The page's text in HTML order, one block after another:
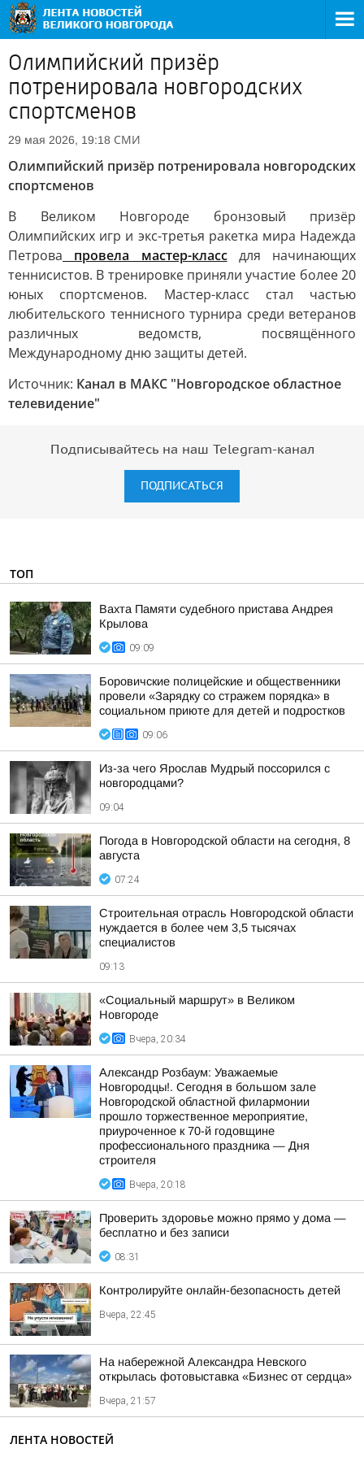
Олимпийский призёр
потренировала новгородских
спортсменов
29 мая 2026, 19:18 СМИ
Олимпийский призёр потренировала новгородских
спортсменов
В Великом Новгороде бронзовый призёр
Олимпийских игр и экс-третья ракетка мира Надежда
Петрова провела мастер-классдля начинающих
теннисистов. В тренировке приняли участие более 20
юных спортсменов. Мастер-класс стал частью
любительского теннисного турнира среди ветеранов
различных ведомств, посвящённого
Международному дню защиты детей.
Источник: Канал в МАКС "Новгородское областное
телевидение"
Подписывайтесь на наш Telegram-канал
ПОДПИСАТЬСЯ
ТОП
Вахта Памяти судебного пристава Андрея
Крылова
09:09
Боровичские полицейские и общественники
провели «Зарядку со стражем порядка» в
социальном приюте для детей и подростков
09:06
Из-за чего Ярослав Мудрый поссорился с
новгородцами?
09:04
Погода в Новгородской области на сегодня, 8
августа
07:24
Строительная отрасль Новгородской области
нуждается в более чем 3,5 тысячах
специалистов
09:13
«Социальный маршрут» в Великом
Новгороде
Вчера, 20:34
Александр Розбаум: Уважаемые
Новгородцы!. Сегодня в большом зале
Новгородской областной филармонии
прошло торжественное мероприятие,
приуроченное к 70-й годовщине
профессионального праздника — Дня
строителя
Вчера, 20:18
Проверить здоровье можно прямо у дома —
бесплатно и без записи
08:31
Контролируйте онлайн-безопасность детей
Вчера, 22:45
На набережной Александра Невского
открылась фотовыставка «Бизнес от сердца»
Вчера, 21:57
ЛЕНТА НОВОСТЕЙ